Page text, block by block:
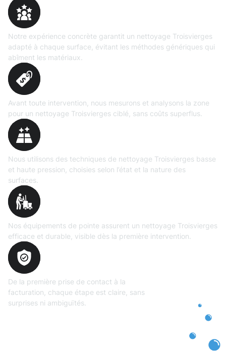
Notre expérience concrète garantit un nettoyage Troisvierges
adapté à chaque surface, évitant les méthodes génériques qui
abîment les matériaux.
Avant toute intervention, nous mesurons et analysons la zone
pour un nettoyage Troisvierges ciblé, sans coûts superflus.
Nous utilisons des techniques de nettoyage Troisvierges basse
et haute pression, choisies selon l’état et la nature des
surfaces.
Nos équipements de pointe assurent un nettoyage Troisvierges
efficace et durable, visible dès la première intervention.
De la première prise de contact à la
facturation, chaque étape est claire, sans
surprises ni ambiguïtés.